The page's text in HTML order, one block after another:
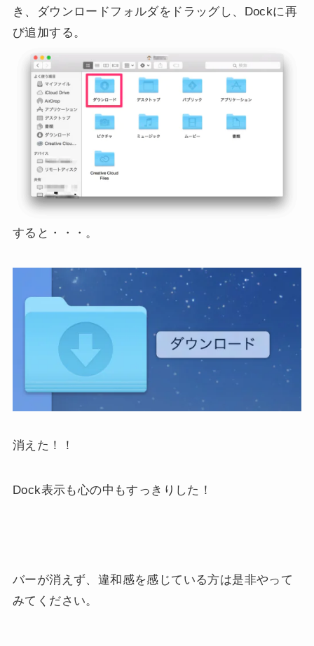
き、ダウンロードフォルダをドラッグし、Dockに再
び追加する。
すると・・・。
消えた！！
Dock表示も心の中もすっきりした！
バーが消えず、違和感を感じている方は是非やって
みてください。